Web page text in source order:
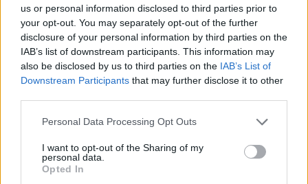
us or personal information disclosed to third parties prior to
your opt-out. You may separately opt-out of the further
disclosure of your personal information by third parties on the
IAB’s list of downstream participants. This information may
also be disclosed by us to third parties on the IAB’s List of
Downstream Participants that may further disclose it to other
Please note that this website/app uses one or more Google
not limited to your visit or usage behaviour. You may click to
grant or deny consent to Google and its third-party tags to
use your data for below specified purposes in below Google
Personal Data Processing Opt Outs
I want to opt-out of the Sharing of my
personal data.
Opted In